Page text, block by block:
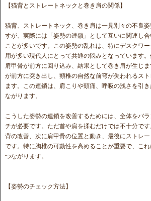
【猫背とストレートネックと巻き肩の関係】
猫背、ストレートネック、巻き肩は一見別々の不良
すが、実際には「姿勢の連鎖」として互いに関連し
ことが多いです。この姿勢の乱れは、特にデスクワ
用が多い現代人にとって共通の悩みとなっています。
肩甲骨が前方に回り込み、結果として巻き肩が生じ
が前方に突き出し、頸椎の自然な前弯が失われるス
ます。この連鎖は、肩こりや頭痛、呼吸の浅さを引
ながります。
こうした姿勢の連鎖を改善するためには、全体をバ
チが必要です。ただ首や肩を揉むだけでは不十分で
背の改善、次に肩甲骨の位置と動き、最後にストレ
です。特に胸椎の可動性を高めることが重要で、こ
つながります。
【姿勢のチェック方法】